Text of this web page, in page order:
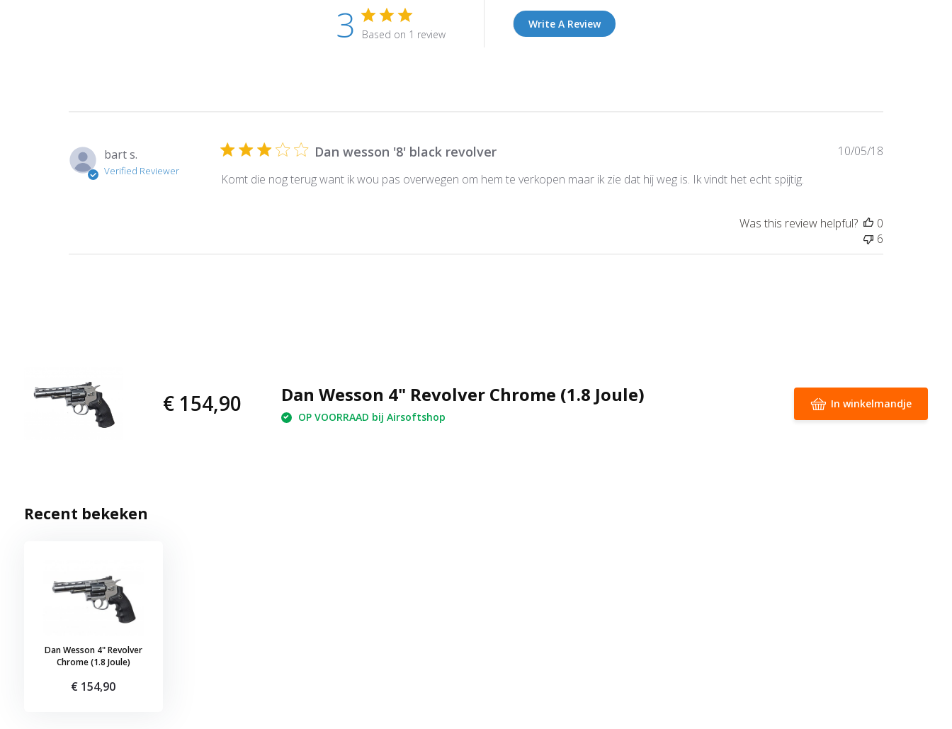
3 Based on 1 review
Write A Review
bart s.
Verified Reviewer
Dan wesson '8' black revolver
Komt die nog terug want ik wou pas overwegen om hem te verkopen maar ik zie dat hij weg is. Ik vindt het echt spijtig.
Published
10/05/18
Was this review helpful?
0
6
€ 154,90 Dan Wesson 4" Revolver Chrome (1.8 Joule)
OP VOORRAAD bij Airsoftshop
In winkelmandje
Recent bekeken
Dan Wesson 4" Revolver
Chrome (1.8 Joule)
€ 154,90